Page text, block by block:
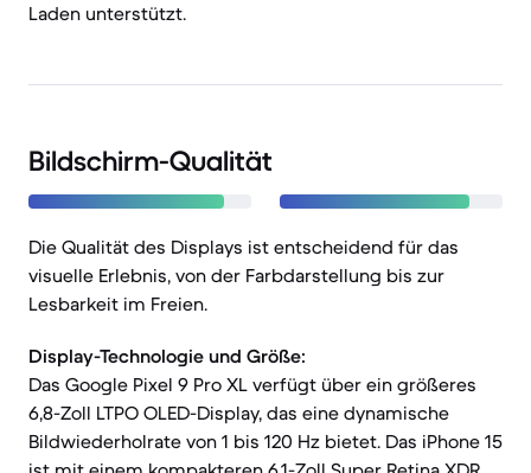
Laden unterstützt.
Bildschirm-Qualität
Die Qualität des Displays ist entscheidend für das
visuelle Erlebnis, von der Farbdarstellung bis zur
Lesbarkeit im Freien.
Display-Technologie und Größe:
Das Google Pixel 9 Pro XL verfügt über ein größeres
6,8-Zoll LTPO OLED-Display, das eine dynamische
Bildwiederholrate von 1 bis 120 Hz bietet. Das iPhone 15